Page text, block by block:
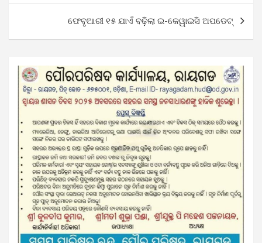
ଫେବୃଆରୀ ୧୫ ଯାଏଁ ବଢ଼ିଲା ଇ-କେୱାଇସି ଅପଡେଟ୍‌‌